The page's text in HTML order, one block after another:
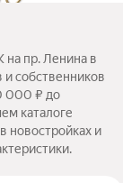
на пр. Ленина в
собственников
000 ₽ до
каталоге
новостройках и